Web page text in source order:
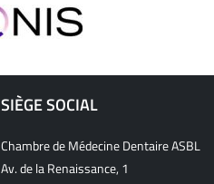
SIÈGE SOCIAL
Chambre de Médecine Dentaire ASBL
Av. de la Renaissance, 1